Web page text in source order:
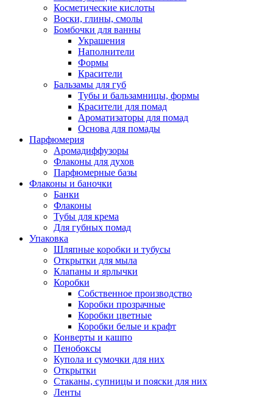
Косметические кислоты
Воски, глины, смолы
Бомбочки для ванны
Украшения
Наполнители
Формы
Красители
Бальзамы для губ
Тубы и бальзамницы, формы
Красители для помад
Ароматизаторы для помад
Основа для помады
Парфюмерия
Аромадиффузоры
Флаконы для духов
Парфюмерные базы
Флаконы и баночки
Банки
Флаконы
Тубы для крема
Для губных помад
Упаковка
Шляпные коробки и тубусы
Открытки для мыла
Клапаны и ярлычки
Коробки
Собственное производство
Коробки прозрачные
Коробки цветные
Коробки белые и крафт
Конверты и кашпо
Пенобоксы
Купола и сумочки для них
Открытки
Стаканы, супницы и пояски для них
Ленты